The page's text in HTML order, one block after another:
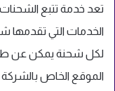
لكل شحنة يمكن عن
الموقع الخاص